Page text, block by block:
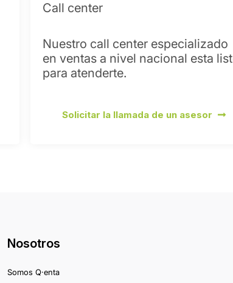
Call center
Nuestro call center especializado
en ventas a nivel nacional esta
para atenderte.
Solicitar la llamada de un asesor
Nosotros
Somos Q·enta